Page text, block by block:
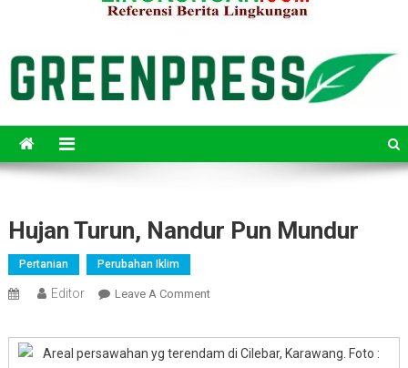
Hujan Turun, Nandur Pun Mundur
Pertanian Perubahan Iklim
Editor Leave A CommentOn
Turun,
Nandur